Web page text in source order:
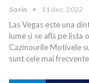
Sorin 11 dec. 2022
Las Vegas este una
lume și se află pe lista
Cazinourile Motivele
sunt cele mai